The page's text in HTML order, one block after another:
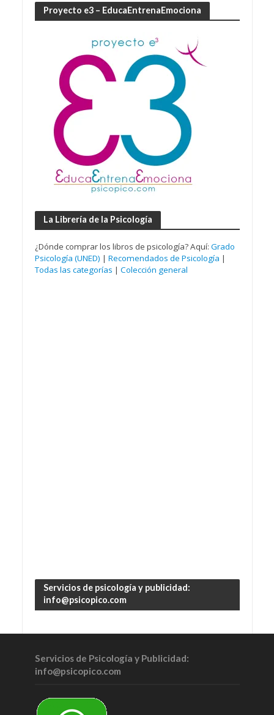
Proyecto e3 – EducaEntrenaEmociona
La Librería de la Psicología
¿Dónde comprar los libros de psicología? Aquí: Grado
Psicología (UNED) | Recomendados de Psicología |
Todas las categorías | Colección general
Servicios de psicología y publicidad:
info@psicopico.com
Servicios de Psicología y Publicidad:
info@psicopico.com